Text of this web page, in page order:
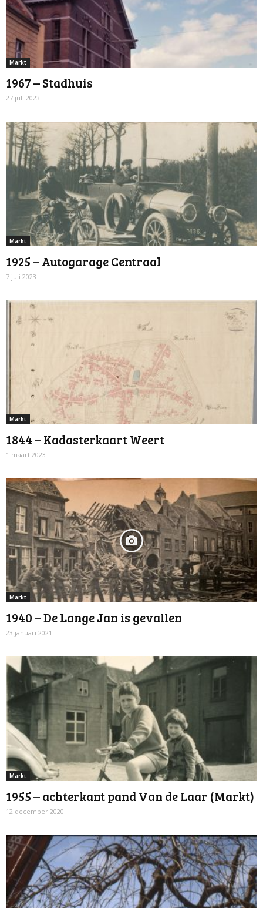
Markt
1967 – Stadhuis
27 juli 2023
Markt
1925 – Autogarage Centraal
7 juli 2023
Markt
1844 – Kadasterkaart Weert
1 maart 2023
Markt
1940 – De Lange Jan is gevallen
23 januari 2021
Markt
1955 – achterkant pand Van de Laar (Markt)
12 december 2020